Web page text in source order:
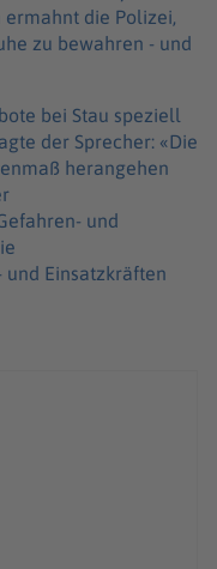
die Polizei,
zu bewahren - und
bei Stau speziell
der Sprecher: «Die
herangehen
und
Einsatzkräften